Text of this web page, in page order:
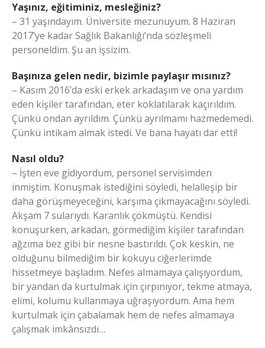
Yaşınız, eğitiminiz, mesleğiniz?
– 31 yaşındayım. Üniversite mezunuyum. 8 Haziran
2017’ye kadar Sağlık Bakanlığı’nda sözleşmeli
personeldim. Şu an işsizim.
Başınıza gelen nedir, bizimle paylaşır mısınız?
– Kasım 2016’da eski erkek arkadaşım ve ona yardım
eden kişiler tarafından, eter koklatılarak kaçırıldım.
Çünkü ondan ayrıldım. Çünkü ayrılmamı hazmedemedi.
Çünkü intikam almak istedi. Ve bana hayatı dar etti!
Nasıl oldu?
– İşten eve gidiyordum, personel servisimden
inmiştim. Konuşmak istediğini söyledi, helalleşip bir
daha görüşmeyeceğini, karşıma çıkmayacağını söyledi.
Akşam 7 sularıydı. Karanlık çökmüştü. Kendisi
konuşurken, arkadan, görmediğim kişiler tarafından
ağzıma bez gibi bir nesne bastırıldı. Çok keskin, ne
olduğunu bilmediğim bir kokuyu ciğerlerimde
hissetmeye başladım. Nefes almamaya çalışıyordum,
bir yandan da kurtulmak için çırpınıyor, tekme atmaya,
elimi, kolumu kullanmaya uğraşıyordum. Ama hem
kurtulmak için çabalamak hem de nefes almamaya
çalışmak imkânsızdı…